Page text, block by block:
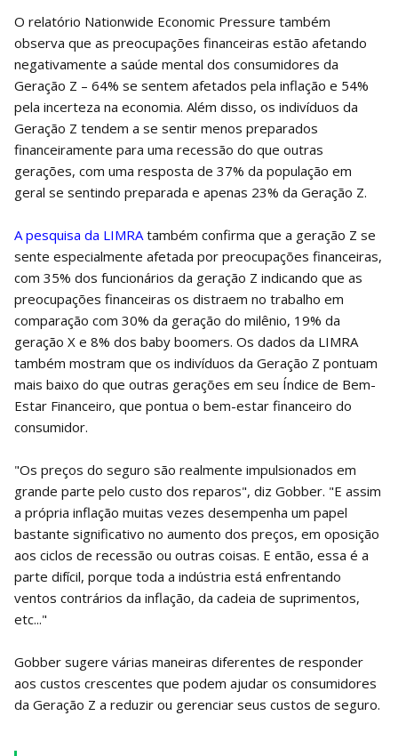
O relatório Nationwide Economic Pressure também
observa que as preocupações financeiras estão afetando
negativamente a saúde mental dos consumidores da
Geração Z – 64% se sentem afetados pela inflação e 54%
pela incerteza na economia. Além disso, os indivíduos da
Geração Z tendem a se sentir menos preparados
financeiramente para uma recessão do que outras
gerações, com uma resposta de 37% da população em
geral se sentindo preparada e apenas 23% da Geração Z.
A pesquisa da LIMRA também confirma que a geração Z se
sente especialmente afetada por preocupações financeiras,
com 35% dos funcionários da geração Z indicando que as
preocupações financeiras os distraem no trabalho em
comparação com 30% da geração do milênio, 19% da
geração X e 8% dos baby boomers. Os dados da LIMRA
também mostram que os indivíduos da Geração Z pontuam
mais baixo do que outras gerações em seu Índice de Bem-
Estar Financeiro, que pontua o bem-estar financeiro do
consumidor.
"Os preços do seguro são realmente impulsionados em
grande parte pelo custo dos reparos", diz Gobber. "E assim
a própria inflação muitas vezes desempenha um papel
bastante significativo no aumento dos preços, em oposição
aos ciclos de recessão ou outras coisas. E então, essa é a
parte difícil, porque toda a indústria está enfrentando
ventos contrários da inflação, da cadeia de suprimentos,
etc..."
Gobber sugere várias maneiras diferentes de responder
aos custos crescentes que podem ajudar os consumidores
da Geração Z a reduzir ou gerenciar seus custos de seguro.